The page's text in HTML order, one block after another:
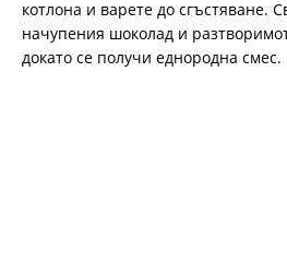
котлона и варете до сгъстяване.
начупения шоколад и
докато се получи еднородна смес.